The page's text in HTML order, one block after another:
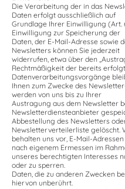
Die Verarbeitung der in das
Daten erfolgt ausschließlich auf
Grundlage Ihrer Einwilligung (Art.
Einwilligung zur Speicherung der
Daten, der E-Mail-Adresse sowie
Newsletters können Sie jederzeit
widerrufen, etwa über den
Rechtmäßigkeit der bereits
Datenverarbeitungsvorgänge
Ihnen zum Zwecke des
werden von uns bis zu Ihrer
Austragung aus dem Newsletter
Newsletterdiensteanbieter
Abbestellung des Newsletters
Newsletterverteilerliste gelöscht.
behalten uns vor, E-Mail-
nach eigenem Ermessen im
unseres berechtigten Interesses
oder zu sperren.
Daten, die zu anderen Zwecken
hiervon unberührt.